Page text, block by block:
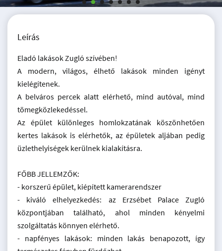
Leírás
Eladó lakások Zugló szívében!
A modern, világos, élhető lakások minden igényt
kielégítenek.
A belváros percek alatt elérhető, mind autóval, mind
tömegközlekedéssel.
Az épület különleges homlokzatának köszönhetően
kertes lakások is elérhetők, az épületek aljában pedig
üzlethelyiségek kerülnek kialakításra.
FŐBB JELLEMZŐK:
- korszerű épület, kiépített kamerarendszer
- kiváló elhelyezkedés: az Erzsébet Palace Zugló
központjában található, ahol minden kényelmi
szolgáltatás könnyen elérhető.
- napfényes lakások: minden lakás benapozott, így